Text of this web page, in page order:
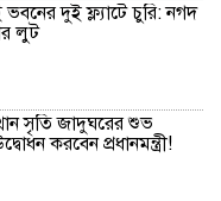
দুই ফ্ল্যাটে চুরি: নগদ
লুট
সৃতি জাদুঘরের শুভ
করবেন প্রধানমন্ত্রী!